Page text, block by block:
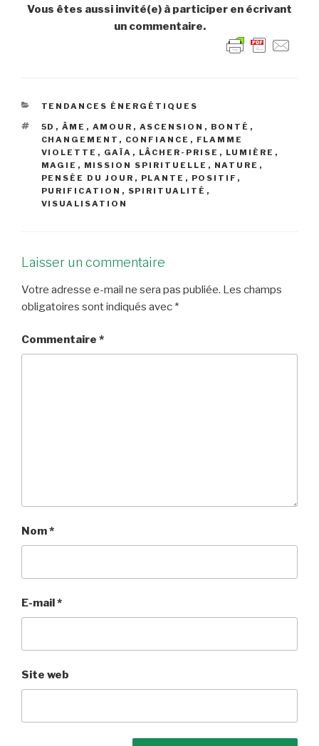
Vous êtes aussi invité(e) à participer en écrivant
un commentaire.
CATÉGORIES
TENDANCES ÉNERGÉTIQUES
ÉTIQUETTES
5D , ÂME , AMOUR , ASCENSION , BONTÉ ,
CHANGEMENT , CONFIANCE , FLAMME
VIOLETTE , GAÏA , LÂCHER-PRISE , LUMIÈRE ,
MAGIE , MISSION SPIRITUELLE , NATURE ,
PENSÉE DU JOUR , PLANTE , POSITIF ,
PURIFICATION , SPIRITUALITÉ ,
VISUALISATION
Laisser un commentaire
Votre adresse e-mail ne sera pas publiée. Les champs
obligatoires sont indiqués avec *
Commentaire *
Nom*
E-mail *
Site web